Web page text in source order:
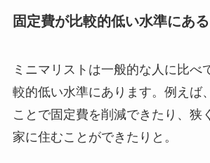
固定費が比較的低い水準にある
ミニマリストは一般的な人に比べ
較的低い水準にあります。例えば
ことで固定費を削減できたり、狭
家に住むことができたりと。